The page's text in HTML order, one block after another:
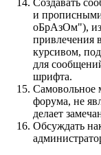
Cоздавать
и
оБрАзОм"),
курсивом,
для
шрифта.
Самовольное
форума, не
делает
Обсуждать